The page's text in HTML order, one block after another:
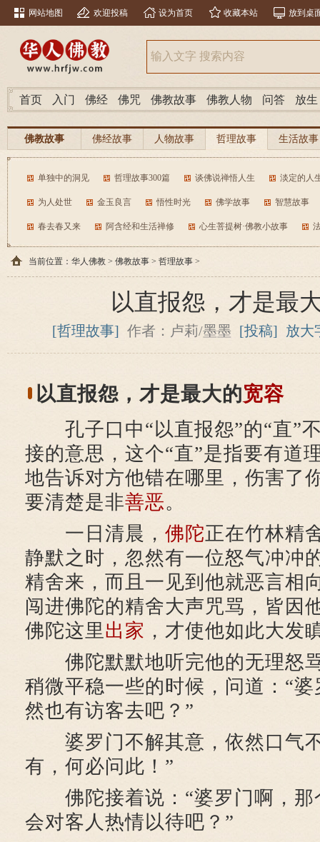
网站地图 欢迎投稿 设为首页 收藏本站 放到桌
首页 入门 佛经 佛咒 佛教故事 佛教人物 问答 放生
佛教故事 佛经故事 人物故事 哲理故事 生活故事
单独中的洞见 哲理故事300篇 谈佛说禅悟人生 淡定的人
为人处世 金玉良言 悟性时光 佛学故事 智慧故事
春去春又来 阿含经和生活禅修 心生菩提树·佛教小故事
当前位置： 华人佛教 > 佛教故事 > 哲理故事 >
以直报怨，才是最
[哲理故事] 作者：卢莉/墨墨 [投稿] 放大
以直报怨，才是最大的宽容
孔子口中“以直报怨”的“直”
接的意思，这个“直”是指要有道
地告诉对方他错在哪里，伤害了
要清楚是非善恶。
一日清晨， 佛陀正在竹林精
静默之时，忽然有一位怒气冲冲
精舍来，而且一见到他就恶言相
闯进佛陀的精舍大声咒骂，皆因
佛陀这里出家 ，才使他如此大发
佛陀默默地听完他的无理怒
稍微平稳一些的时候，问道：“
然也有访客去吧？”
婆罗门不解其意，依然口气
有，何必问此！”
佛陀接着说：“婆罗门啊，那
会对客人热情以待吧？”